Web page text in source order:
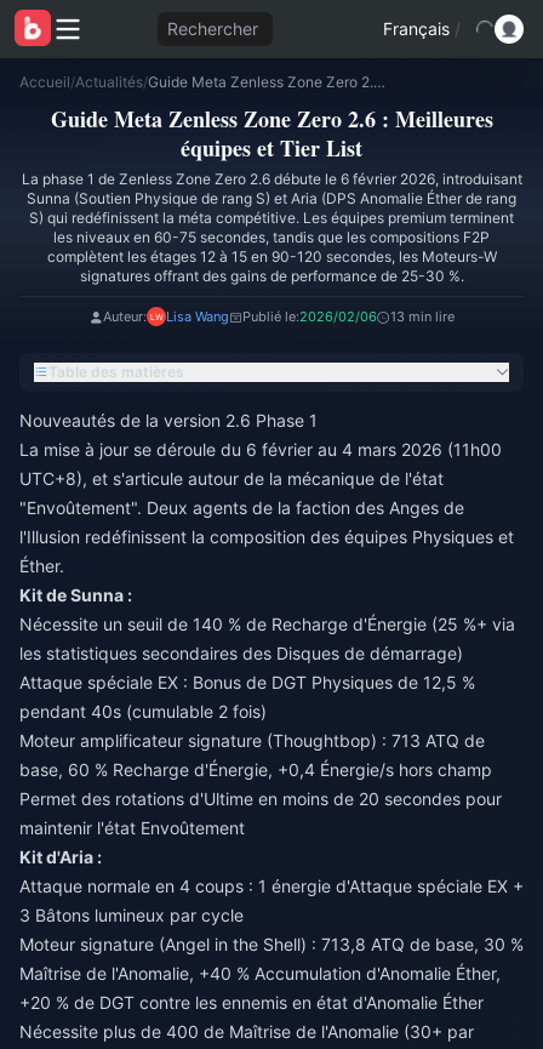
Rechercher Français /
Accueil/Actualités/ Guide Meta Zenless Zone Zero 2.6 : Meilleures équipes et Tier List
Guide Meta Zenless Zone Zero 2.6 : Meilleures
équipes et Tier List
La phase 1 de Zenless Zone Zero 2.6 débute le 6 février 2026, introduisant
Sunna (Soutien Physique de rang S) et Aria (DPS Anomalie Éther de rang
S) qui redéfinissent la méta compétitive. Les équipes premium terminent
les niveaux en 60-75 secondes, tandis que les compositions F2P
complètent les étages 12 à 15 en 90-120 secondes, les Moteurs-W
signatures offrant des gains de performance de 25-30 %.
Auteur: Lisa Wang Publié le:2026/02/06 13 min lire
Table des matières
Nouveautés de la version 2.6 Phase 1
La mise à jour se déroule du 6 février au 4 mars 2026 (11h00
UTC+8), et s'articule autour de la mécanique de l'état
"Envoûtement". Deux agents de la faction des Anges de
l'Illusion redéfinissent la composition des équipes Physiques et
Éther.
Kit de Sunna :
Nécessite un seuil de 140 % de Recharge d'Énergie (25 %+ via
les statistiques secondaires des Disques de démarrage)
Attaque spéciale EX : Bonus de DGT Physiques de 12,5 %
pendant 40s (cumulable 2 fois)
Moteur amplificateur signature (Thoughtbop) : 713 ATQ de
base, 60 % Recharge d'Énergie, +0,4 Énergie/s hors champ
Permet des rotations d'Ultime en moins de 20 secondes pour
maintenir l'état Envoûtement
Kit d'Aria :
Attaque normale en 4 coups : 1 énergie d'Attaque spéciale EX +
3 Bâtons lumineux par cycle
Moteur signature (Angel in the Shell) : 713,8 ATQ de base, 30 %
Maîtrise de l'Anomalie, +40 % Accumulation d'Anomalie Éther,
+20 % de DGT contre les ennemis en état d'Anomalie Éther
Nécessite plus de 400 de Maîtrise de l'Anomalie (30+ par